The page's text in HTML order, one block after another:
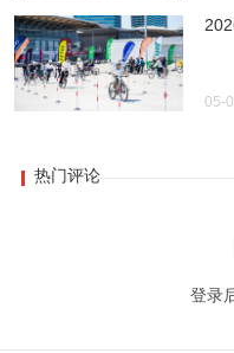
05-
热门评论
登录